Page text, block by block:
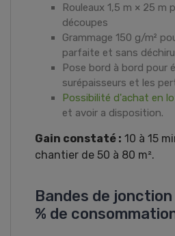
Rouleaux 1,5 m × 25 m
découpes
Grammage 150 g/m²
parfaite et sans
Pose bord à bord pour
surépaisseurs et les
Possibilité d'achat en
et avoir a disposition.
Gain constaté : 10 à 15
chantier de 50 à 80 m².
Bandes de
% de